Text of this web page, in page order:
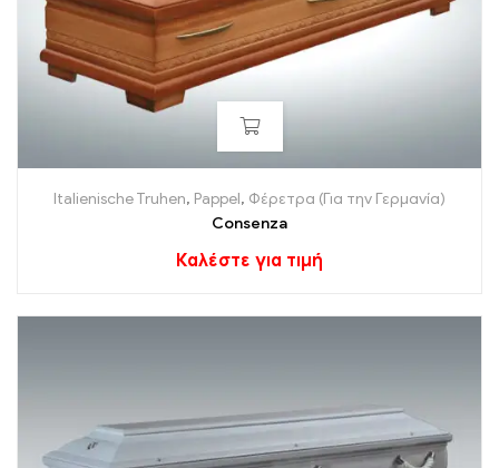
Italienische Truhen, Pappel, Φέρετρα (Για την Γερμανία)
Consenza
Καλέστε για τιμή